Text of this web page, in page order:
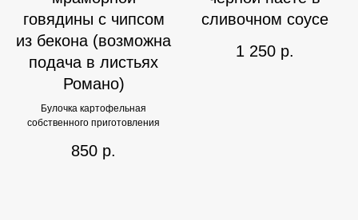
говядины с чипсом
из бекона (возможна
подача в листьях
Романо)
Булочка картофельная
собственного приготовления
850 р.
сливочном соусе
1 250 р.